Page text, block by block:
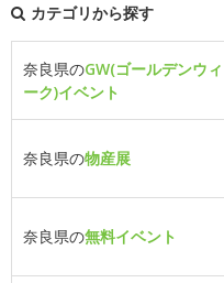
カテゴリから探す
奈良県のGW(ゴールデンウィ
ーク)イベント
奈良県の物産展
奈良県の無料イベント